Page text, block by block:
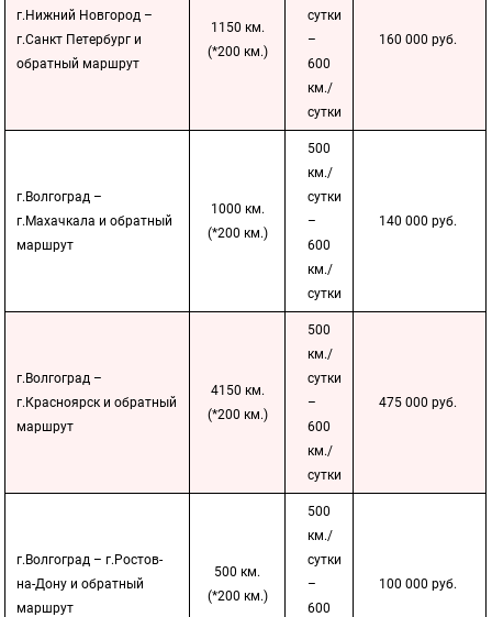
г.Нижний Новгород –
г.Санкт Петербург и
обратный маршрут
1150 км.
(*200 км.)
сутки
–
600
км./
сутки
160 000 руб.
г.Волгоград –
г.Махачкала и обратный
маршрут
1000 км.
(*200 км.)
500
км./
сутки
–
600
км./
сутки
140 000 руб.
г.Волгоград –
г.Красноярск и обратный
маршрут
4150 км.
(*200 км.)
500
км./
сутки
–
600
км./
сутки
475 000 руб.
г.Волгоград – г.Ростов-
на-Дону и обратный
маршрут
500 км.
(*200 км.)
500
км./
сутки
–
600
100 000 руб.